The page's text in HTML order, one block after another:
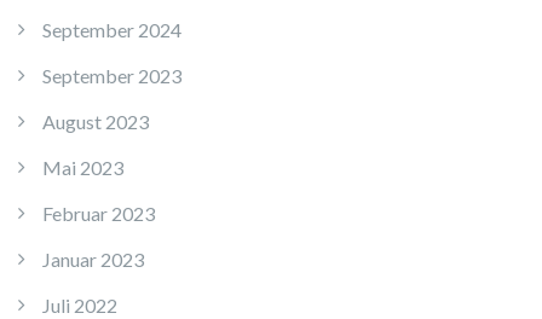
September 2024
September 2023
August 2023
Mai 2023
Februar 2023
Januar 2023
Juli 2022